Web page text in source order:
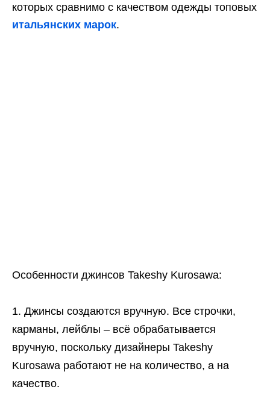
которых сравнимо с качеством одежды топовых
итальянских марок.
Особенности джинсов Takeshy Kurosawa:
Джинсы создаются вручную. Все строчки,
карманы, лейблы – всё обрабатывается
вручную, поскольку дизайнеры Takeshy
Kurosawa работают не на количество, а на
качество.